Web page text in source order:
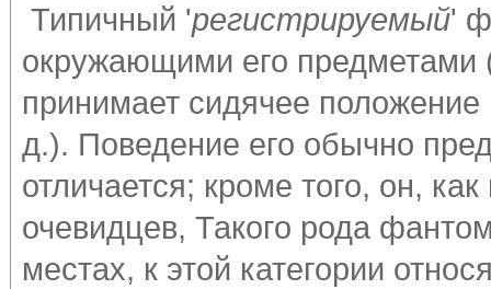
Типичный 'регистрируемый'
окружающими его предметами
принимает сидячее положение
д.). Поведение его обычно
отличается; кроме того, он,
очевидцев, Такого рода
местах, к этой категории